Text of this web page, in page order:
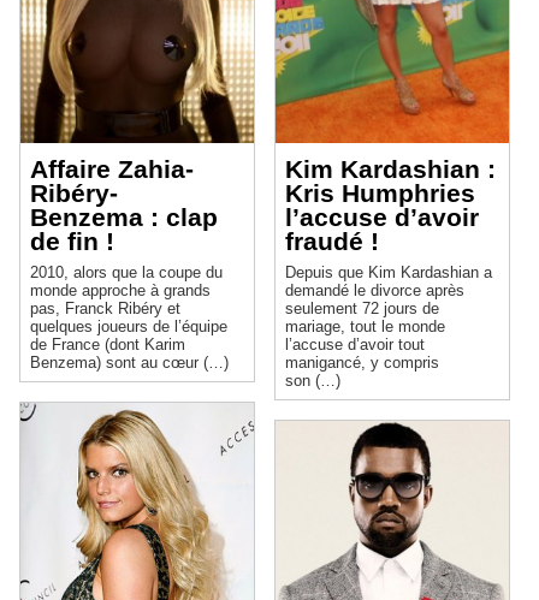
Affaire Zahia-
Ribéry-
Benzema : clap
de fin !
2010, alors que la coupe du
monde approche à grands
pas, Franck Ribéry et
quelques joueurs de l’équipe
de France (dont Karim
Benzema) sont au cœur (…)
Kim Kardashian :
Kris Humphries
l’accuse d’avoir
fraudé !
Depuis que Kim Kardashian a
demandé le divorce après
seulement 72 jours de
mariage, tout le monde
l’accuse d’avoir tout
manigancé, y compris
son (…)